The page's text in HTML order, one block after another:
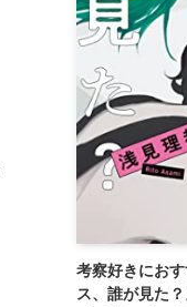
考察好きにお
ス、誰が見た